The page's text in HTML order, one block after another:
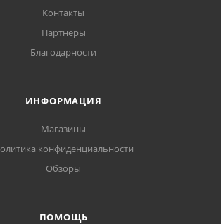
Контакты
Партнеры
Благодарности
ИНФОРМАЦИЯ
Магазины
конфиденциальности
Обзоры
ПОМОЩЬ